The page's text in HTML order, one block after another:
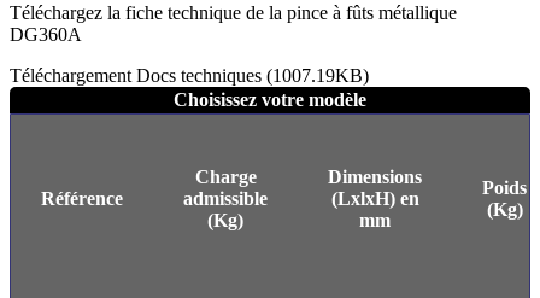
Téléchargez la fiche technique de la pince à fûts métallique
DG360A
Téléchargement Docs techniques (1007.19KB)
Choisissez votre modèle
Référence
Charge
admissible
(Kg)
Dimensions
(LxlxH) en
mm
Poids
(Kg)